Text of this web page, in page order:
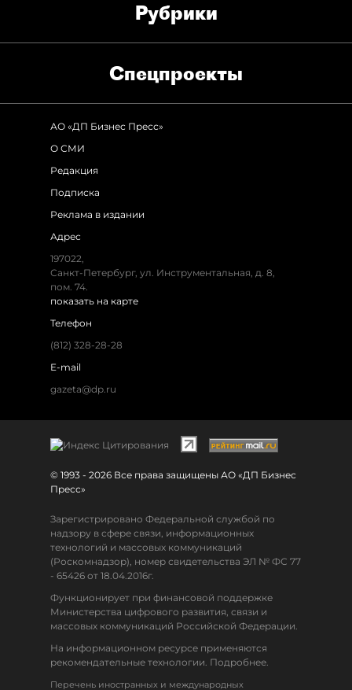
Рубрики
Спец­проекты
АО «ДП Бизнес Пресс»
О СМИ
Редакция
Подписка
Реклама в издании
Адрес
197022,
Санкт-Петербург, ул. Инструментальная, д. 8,
пом. 74.
показать на карте
Телефон
(812) 328-28-28
E-mail
gazeta@dp.ru
© 1993 - 2026 Все права защищены АО «ДП Бизнес
Пресс»
Зарегистрировано Федеральной службой по
надзору в сфере связи, информационных
технологий и массовых коммуникаций
(Роскомнадзор), номер свидетельства ЭЛ № ФС 77
- 65426 от 18.04.2016г.
Функционирует при финансовой поддержке
Министерства цифрового развития, связи и
массовых коммуникаций Российской Федерации.
На информационном ресурсе применяются
рекомендательные технологии. Подробнее.
Перечень иностранных и международных